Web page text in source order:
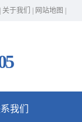
关于我们 网站地图
我们